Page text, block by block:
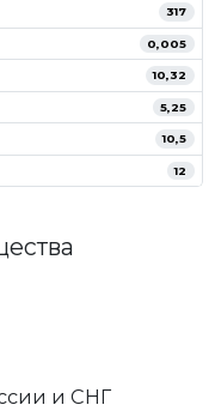
317
0,005
10,32
5,25
10,5
12
и СНГ